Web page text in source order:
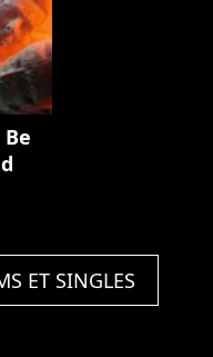
ET SINGLES